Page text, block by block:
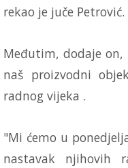
rekao je juče Petrović.
Međutim, dodaje
naš proizvodni
radnog vijeka .
"Mi ćemo u
nastavak njihovih